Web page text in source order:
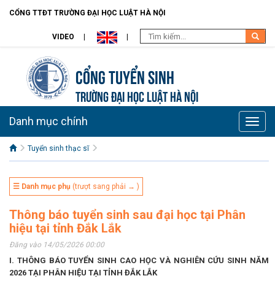
CỔNG TTĐT TRƯỜNG ĐẠI HỌC LUẬT HÀ NỘI
VIDEO
Cổng tuyển sinh
TRƯỜNG ĐẠI HỌC LUẬT HÀ NỘI
Toggle
Danh mục chính
Tuyển sinh thạc sĩ
☰ Danh mục phụ (trượt sang phải → )
Thông báo tuyển sinh sau đại học tại Phân
hiệu tại tỉnh Đắk Lắk
Đăng vào 14/05/2026 00:00
I. THÔNG BÁO TUYỂN SINH CAO HỌC VÀ NGHIÊN CỨU SINH NĂM
2026 TẠI PHÂN HIỆU TẠI TỈNH ĐẮK LẮK